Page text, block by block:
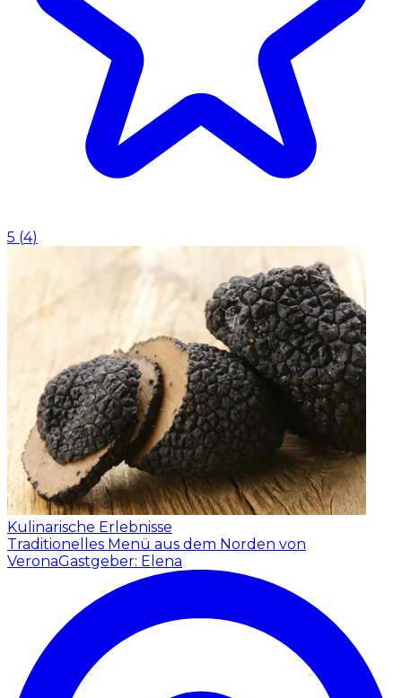
5 (4)
Kulinarische Erlebnisse
Traditionelles Menü aus dem Norden von
VeronaGastgeber: Elena